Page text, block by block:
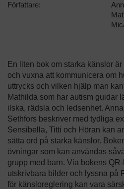
Författare:
En liten bok om starka känslor
och vuxna att kommunicera om
uttrycks och vilken hjälp man
Mathilda som har autism guidar
ilska, rädsla och ledsenhet.
Sethfors beskriver med tydliga
Sensibella, Titti och Höran kan
sätta ord på starka känslor.
övningar som kan användas
grupp med barn. Via bokens
utskrivbara bilder och lyssna på
för känsloreglering kan vara